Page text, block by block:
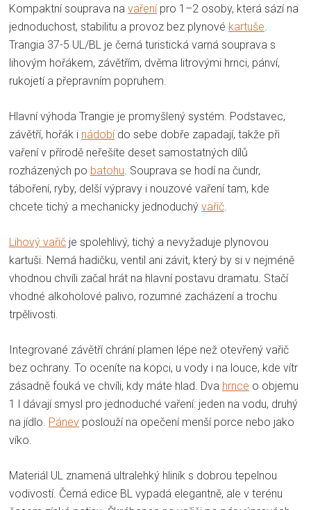
Kompaktní souprava na vařenípro 1–2 osoby, která sází na
jednoduchost, stabilitu a provoz bez plynové kartuše.
Trangia 37-5 UL/BL je černá turistická varná souprava s
lihovým hořákem, závětřím, dvěma litrovými hrnci, pánví,
rukojetí a přepravním popruhem.
Hlavní výhoda Trangie je promyšlený systém. Podstavec,
závětří, hořák i nádobído sebe dobře zapadají, takže při
vaření v přírodě neřešíte deset samostatných dílů
rozházených po batohu. Souprava se hodí na čundr,
táboření, ryby, delší výpravy i nouzové vaření tam, kde
chcete tichý a mechanicky jednoduchý vařič.
Lihový vařič je spolehlivý, tichý a nevyžaduje plynovou
kartuši. Nemá hadičku, ventil ani závit, který by si v nejméně
vhodnou chvíli začal hrát na hlavní postavu dramatu. Stačí
vhodné alkoholové palivo, rozumné zacházení a trochu
trpělivosti.
Integrované závětří chrání plamen lépe než otevřený vařič
bez ochrany. To oceníte na kopci, u vody i na louce, kde vítr
zásadně fouká ve chvíli, kdy máte hlad. Dva hrnce o objemu
1 l dávají smysl pro jednoduché vaření: jeden na vodu, druhý
na jídlo. Pánev poslouží na opečení menší porce nebo jako
víko.
Materiál UL znamená ultralehký hliník s dobrou tepelnou
vodivostí. Černá edice BL vypadá elegantně, ale v terénu